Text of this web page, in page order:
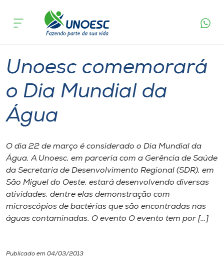
Cursos
Pesquisa
Atendimento ao Estudante
Portal de Ensino
A
Unoesc
Internacionalização
acontece
Unoesc comemorará
o Dia Mundial da
Água
O dia 22 de março é considerado o Dia Mundial da
Água. A Unoesc, em parceria com a Gerência de Saúde
da Secretaria de Desenvolvimento Regional (SDR), em
São Miguel do Oeste, estará desenvolvendo diversas
atividades, dentre elas demonstração com
microscópios de bactérias que são encontradas nas
águas contaminadas. O evento O evento tem por […]
Publicado em 04/03/2013